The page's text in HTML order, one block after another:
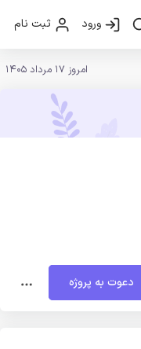
ورود ثبت نام
امروز 17 مرداد 1405
دعوت به پروژه